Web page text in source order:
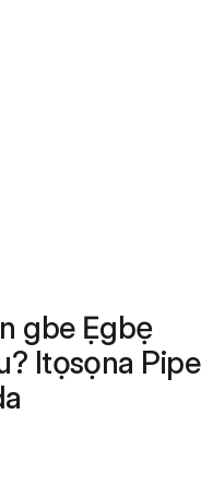
gbe Ẹgbẹ
Itọsọna Pipe